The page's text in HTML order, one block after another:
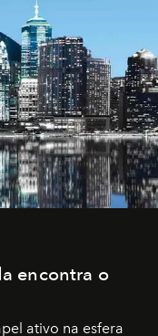
encontra o
ativo na esfera